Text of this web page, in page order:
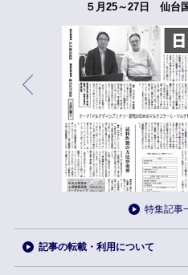
５月25～27日 仙台
特集記事
記事の転載・利用について